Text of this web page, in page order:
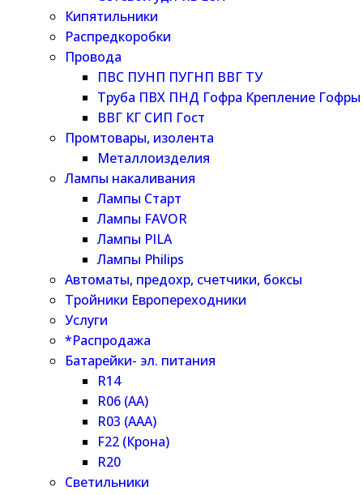
Кипятильники
Распредкоробки
Провода
ПВС ПУНП ПУГНП ВВГ ТУ
Труба ПВХ ПНД Гофра Крепление Гофры
ВВГ КГ СИП Гост
Промтовары, изолента
Металлоизделия
Лампы накаливания
Лампы Старт
Лампы FAVOR
Лампы PILA
Лампы Philips
Автоматы, предохр, счетчики, боксы
Тройники Европереходники
Услуги
*Распродажа
Батарейки- эл. питания
R14
R06 (AA)
R03 (AAA)
F22 (Крона)
R20
Светильники